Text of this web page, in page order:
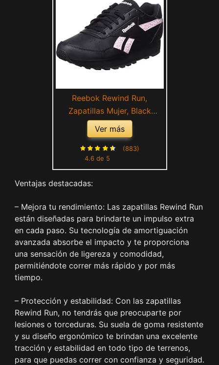
Reebok Rewind Run,
Zapatillas Mujer, Black
Porcelain Pink Black, 39 EU
Ver más
4.6 de 5
(883)
Ventajas destacadas:
– Mejora tu rendimiento: Las zapatillas Rewind Run
están diseñadas para brindarte un impulso extra
en cada paso. Su tecnología de amortiguación
avanzada absorbe el impacto y te proporciona
una sensación de ligereza y comodidad,
permitiéndote correr más rápido y por más
tiempo.
– Protección y estabilidad: Con las zapatillas
Rewind Run, no tendrás que preocuparte por
lesiones o torceduras. Su suela de goma resistente
y su diseño ergonómico te brindan una excelente
tracción y estabilidad en todo tipo de terrenos,
para que puedas correr con confianza y seguridad.